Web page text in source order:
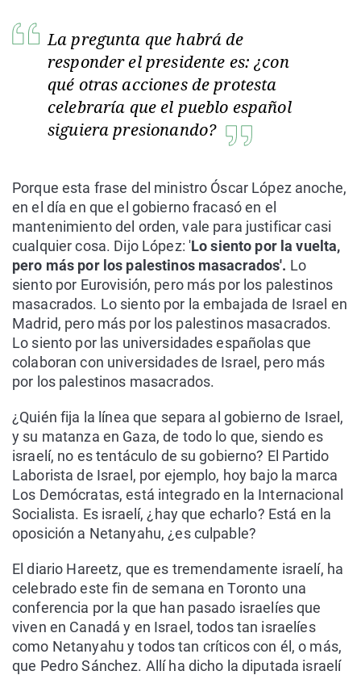
La pregunta que habrá de
responder el presidente es: ¿con
qué otras acciones de protesta
celebraría que el pueblo español
siguiera presionando?
Porque esta frase del ministro Óscar López anoche,
en el día en que el gobierno fracasó en el
mantenimiento del orden, vale para justificar casi
cualquier cosa. Dijo López: 'Lo siento por la vuelta,
pero más por los palestinos masacrados'. Lo
siento por Eurovisión, pero más por los palestinos
masacrados. Lo siento por la embajada de Israel en
Madrid, pero más por los palestinos masacrados.
Lo siento por las universidades españolas que
colaboran con universidades de Israel, pero más
por los palestinos masacrados.
¿Quién fija la línea que separa al gobierno de Israel,
y su matanza en Gaza, de todo lo que, siendo es
israelí, no es tentáculo de su gobierno? El Partido
Laborista de Israel, por ejemplo, hoy bajo la marca
Los Demócratas, está integrado en la Internacional
Socialista. Es israelí, ¿hay que echarlo? Está en la
oposición a Netanyahu, ¿es culpable?
El diario Hareetz, que es tremendamente israelí, ha
celebrado este fin de semana en Toronto una
conferencia por la que han pasado israelíes que
viven en Canadá y en Israel, todos tan israelíes
como Netanyahu y todos tan críticos con él, o más,
que Pedro Sánchez. Allí ha dicho la diputada israelí